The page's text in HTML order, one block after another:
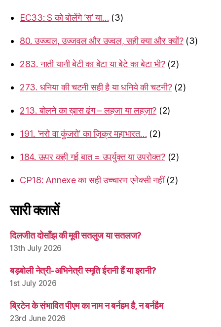
EC33: S को बोलेंगे ‘स’ या… (3)
80. उज्ज्वल, उज्जवल और उज्वल, सही क्या और क्यों? (3)
283. नाती यानी बेटी का बेटा या बेटे का बेटा भी? (2)
273. धनिया की चटनी सही है या धनिये की चटनी? (2)
213. बोलने का ख़ास ढंग – लहजा या लहज़ा? (2)
191. ‘नरो वा कुंजरो’ का ज़िक्र महाभारत… (2)
184. ऊपर कही गई बात = उपर्युक्त या उपरोक्त? (2)
CP18: Annexe का सही उच्चारण एनेक्सी नहीं (2)
सारी क्लासें
दिलजीत दोसाँझ की मूवी सतलुज या सतलज?
13th July 2026
बड़बोली नेत्री-अभिनेत्री स्मृति ईरानी हैं या इरानी?
1st July 2026
ब्रिटेन के संभावित पीएम का नाम न बर्नहम है, न बर्नहैम
23rd June 2026